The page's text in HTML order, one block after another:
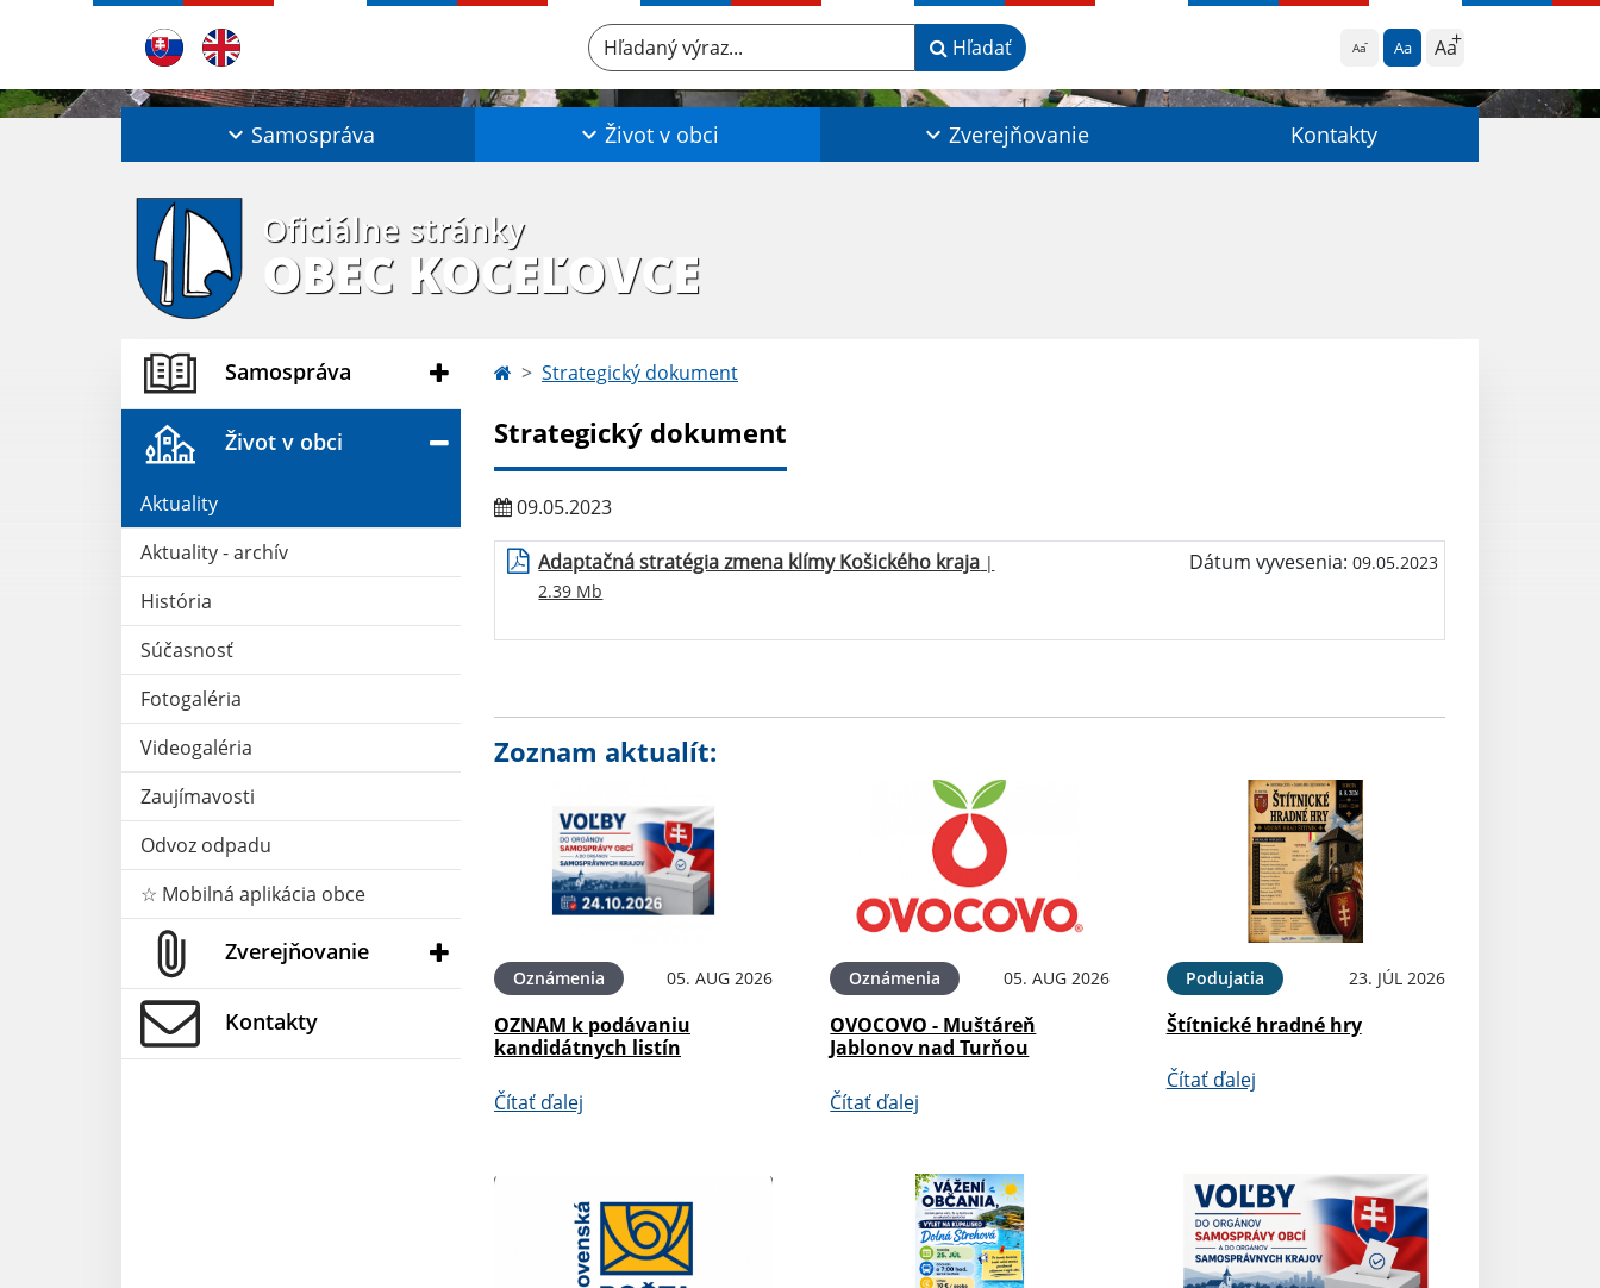
Aa Aa Aa
Hľadaný výraz... Hľadať
Samospráva Život v obci Zverejňovanie Kontakty
Oficiálne stránky
OBEC KOCEĽOVCE
Samospráva
Život v obci
Aktuality
Aktuality - archív
História
Súčasnosť
Fotogaléria
Videogaléria
Zaujímavosti
Odvoz odpadu
☆ Mobilná aplikácia obce
Zverejňovanie
Kontakty
Strategický dokument
Strategický dokument
09.05.2023
Adaptačná stratégia zmena klímy Košického kraja |
2.39 Mb
Dátum vyvesenia: 09.05.2023
Zoznam aktualít:
Oznámenia 05. AUG 2026
OZNAM k podávaniu
kandidátnych listín
Čítať ďalej
Oznámenia 05. AUG 2026
OVOCOVO - Muštáreň
Jablonov nad Turňou
Čítať ďalej
Podujatia 23. JÚL 2026
Štítnické hradné hry
Čítať ďalej